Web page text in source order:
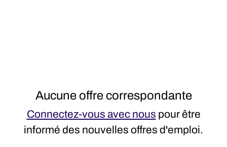
Aucune offre correspondante
Connectez-vous avec nous pour être
informé des nouvelles offres d'emploi.